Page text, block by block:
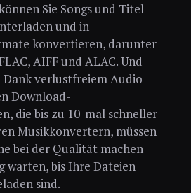
Sie Songs und Titel
und in
konvertieren, darunter
AIFF und ALAC. Und
Dank verlustfreiem Audio
Download-
die bis zu 10-mal schneller
Musikkonvertern, müssen
bei der Qualität machen
warten, bis Ihre Dateien
sind.